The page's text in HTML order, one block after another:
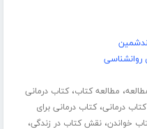
، مطالعه کتاب،کتاب درمانی
درمانی،کتاب درمانی برای
خواندن،نقش کتاب در زندگی،